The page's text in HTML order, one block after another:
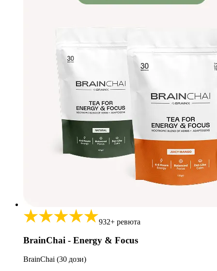
932+ ревюта
BrainChai - Energy & Focus
BrainChai (30 дози)